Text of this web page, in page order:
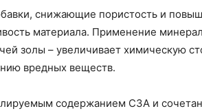
снижающие пористость и
материала. Применение
золы – увеличивает химическую
вредных веществ.
содержанием C3A и